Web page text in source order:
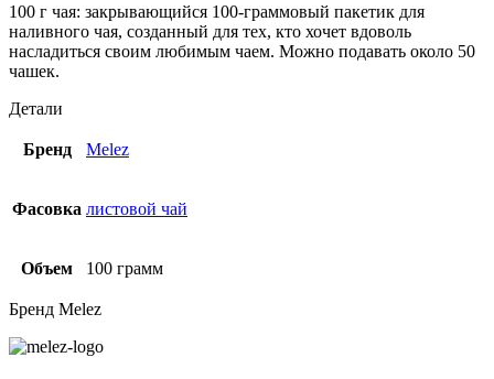
100 г чая: закрывающийся 100-граммовый пакетик для
наливного чая, созданный для тех, кто хочет вдоволь
насладиться своим любимым чаем. Можно подавать около 50
чашек.
Детали
Бренд Melez
Фасовка листовой чай
Объем 100 грамм
Бренд Melez